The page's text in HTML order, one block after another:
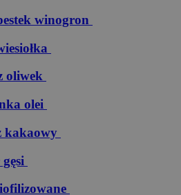
winogron
oliwek
olei
kakaowy